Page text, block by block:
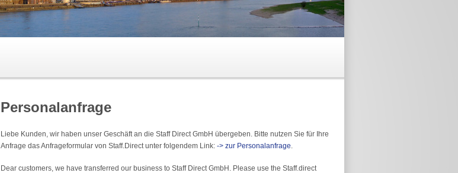
Personalanfrage
Liebe Kunden, wir haben unser Geschäft an die Staff Direct GmbH übergeben. Bitte nutzen Sie für Ihre
Anfrage das Anfrageformular von Staff.Direct unter folgendem Link: -> zur Personalanfrage.
Dear customers, we have transferred our business to Staff Direct GmbH. Please use the Staff.direct